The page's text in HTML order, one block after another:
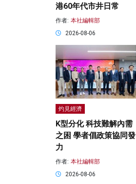
港60年代市井日常
作者: 本社編輯部
2026-08-06
灼見經濟
K型分化 科技難解內需
之困 學者倡政策協同發
力
作者: 本社編輯部
2026-08-06